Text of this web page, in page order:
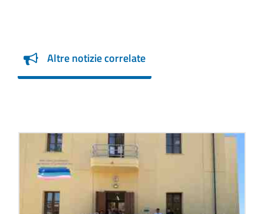
Altre notizie correlate